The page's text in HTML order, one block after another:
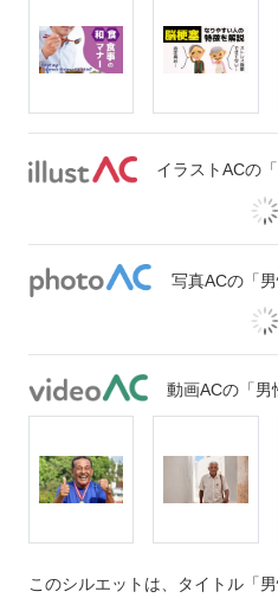
イラストACの
写真ACの「
動画ACの「男
このシルエットは、タイトル「